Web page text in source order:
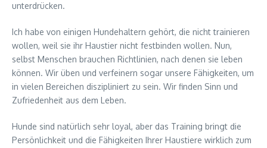
unterdrücken.
Ich habe von einigen Hundehaltern gehört, die nicht trainieren
wollen, weil sie ihr Haustier nicht festbinden wollen. Nun,
selbst Menschen brauchen Richtlinien, nach denen sie leben
können. Wir üben und verfeinern sogar unsere Fähigkeiten, um
in vielen Bereichen diszipliniert zu sein. Wir finden Sinn und
Zufriedenheit aus dem Leben.
Hunde sind natürlich sehr loyal, aber das Training bringt die
Persönlichkeit und die Fähigkeiten Ihrer Haustiere wirklich zum